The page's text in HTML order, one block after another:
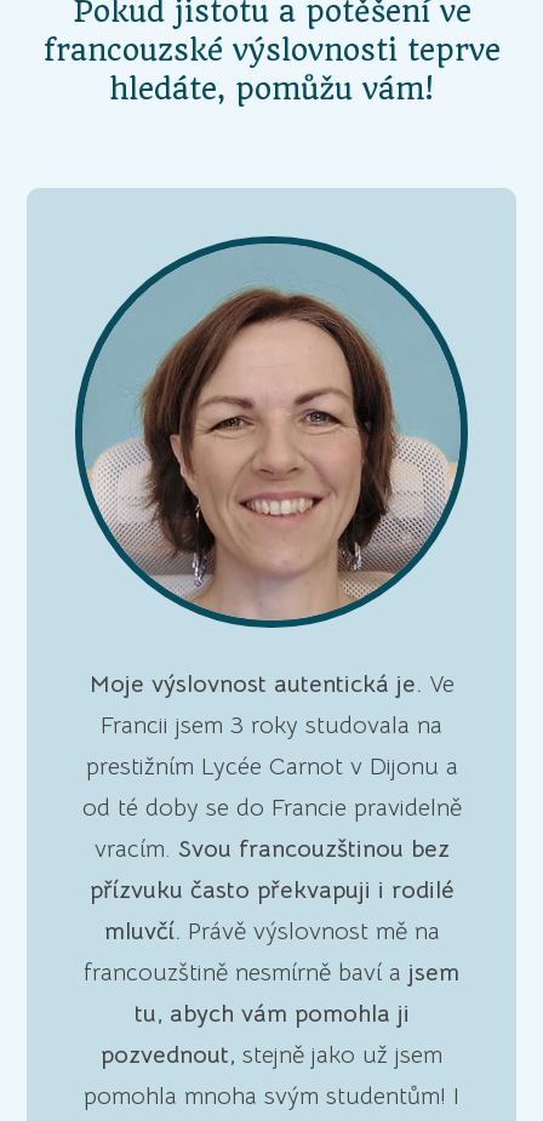
Pokud jistotu a potěšení ve
francouzské výslovnosti teprve
hledáte, pomůžu vám!
Moje výslovnost autentická je. Ve
Francii jsem 3 roky studovala na
prestižním Lycée Carnot v Dijonu a
od té doby se do Francie pravidelně
vracím. Svou francouzštinou bez
přízvuku často překvapuji i rodilé
mluvčí. Právě výslovnost mě na
francouzštině nesmírně baví a jsem
tu, abych vám pomohla ji
pozvednout, stejně jako už jsem
pomohla mnoha svým studentům! I